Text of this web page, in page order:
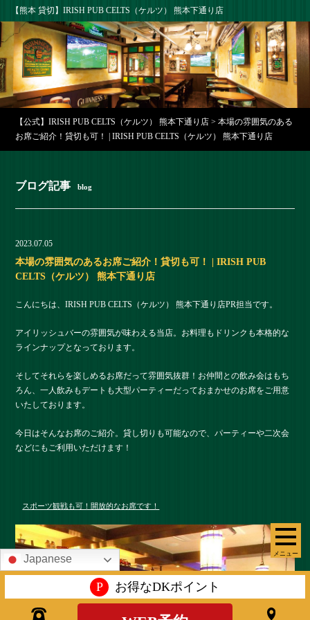
【熊本 貸切】IRISH PUB CELTS（ケルツ） 熊本下通り店
メニュー
【公式】IRISH PUB CELTS（ケルツ） 熊本下通り店 >本場の雰囲気のある
お席ご紹介！貸切も可！ | IRISH PUB CELTS（ケルツ） 熊本下通り店
ブログ記事 blog
2023.07.05
本場の雰囲気のあるお席ご紹介！貸切も可！ | IRISH PUB
CELTS（ケルツ） 熊本下通り店
こんにちは、IRISH PUB CELTS（ケルツ） 熊本下通り店PR担当です。
アイリッシュバーの雰囲気が味わえる当店。お料理もドリンクも本格的な
ラインナップとなっております。
そしてそれらを楽しめるお席だって雰囲気抜群！お仲間との飲み会はもち
ろん、一人飲みもデートも大型パーティーだっておまかせのお席をご用意
いたしております。
今日はそんなお席のご紹介。貸し切りも可能なので、パーティーや二次会
などにもご利用いただけます！
スポーツ観戦も可！開放的なお席です！
Japanese
P お得なDKポイント